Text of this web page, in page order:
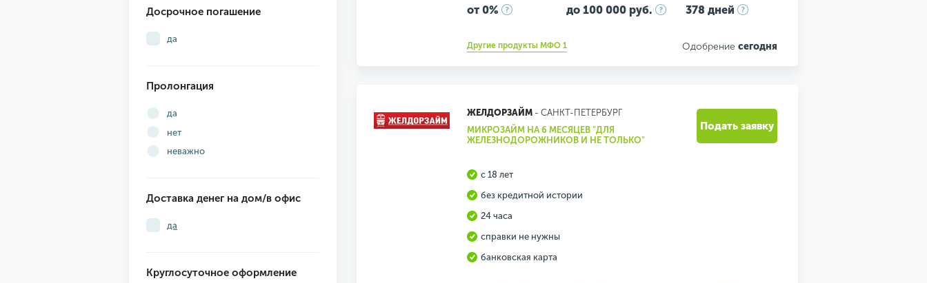
Досрочное погашение
да
Пролонгация
да
нет
неважно
Доставка денег на дом/в офис
да
Круглосуточное оформление
от 0% до 100 000 руб. 378 дней
Другие продукты МФО 1 Одобрение сегодня
ЖЕЛДОРЗАЙМ- САНКТ-ПЕТЕРБУРГ
МИКРОЗАЙМ НА 6 МЕСЯЦЕВ "ДЛЯ
ЖЕЛЕЗНОДОРОЖНИКОВ И НЕ ТОЛЬКО"
с 18 лет
без кредитной истории
24 часа
справки не нужны
банковская карта
Подать заявку